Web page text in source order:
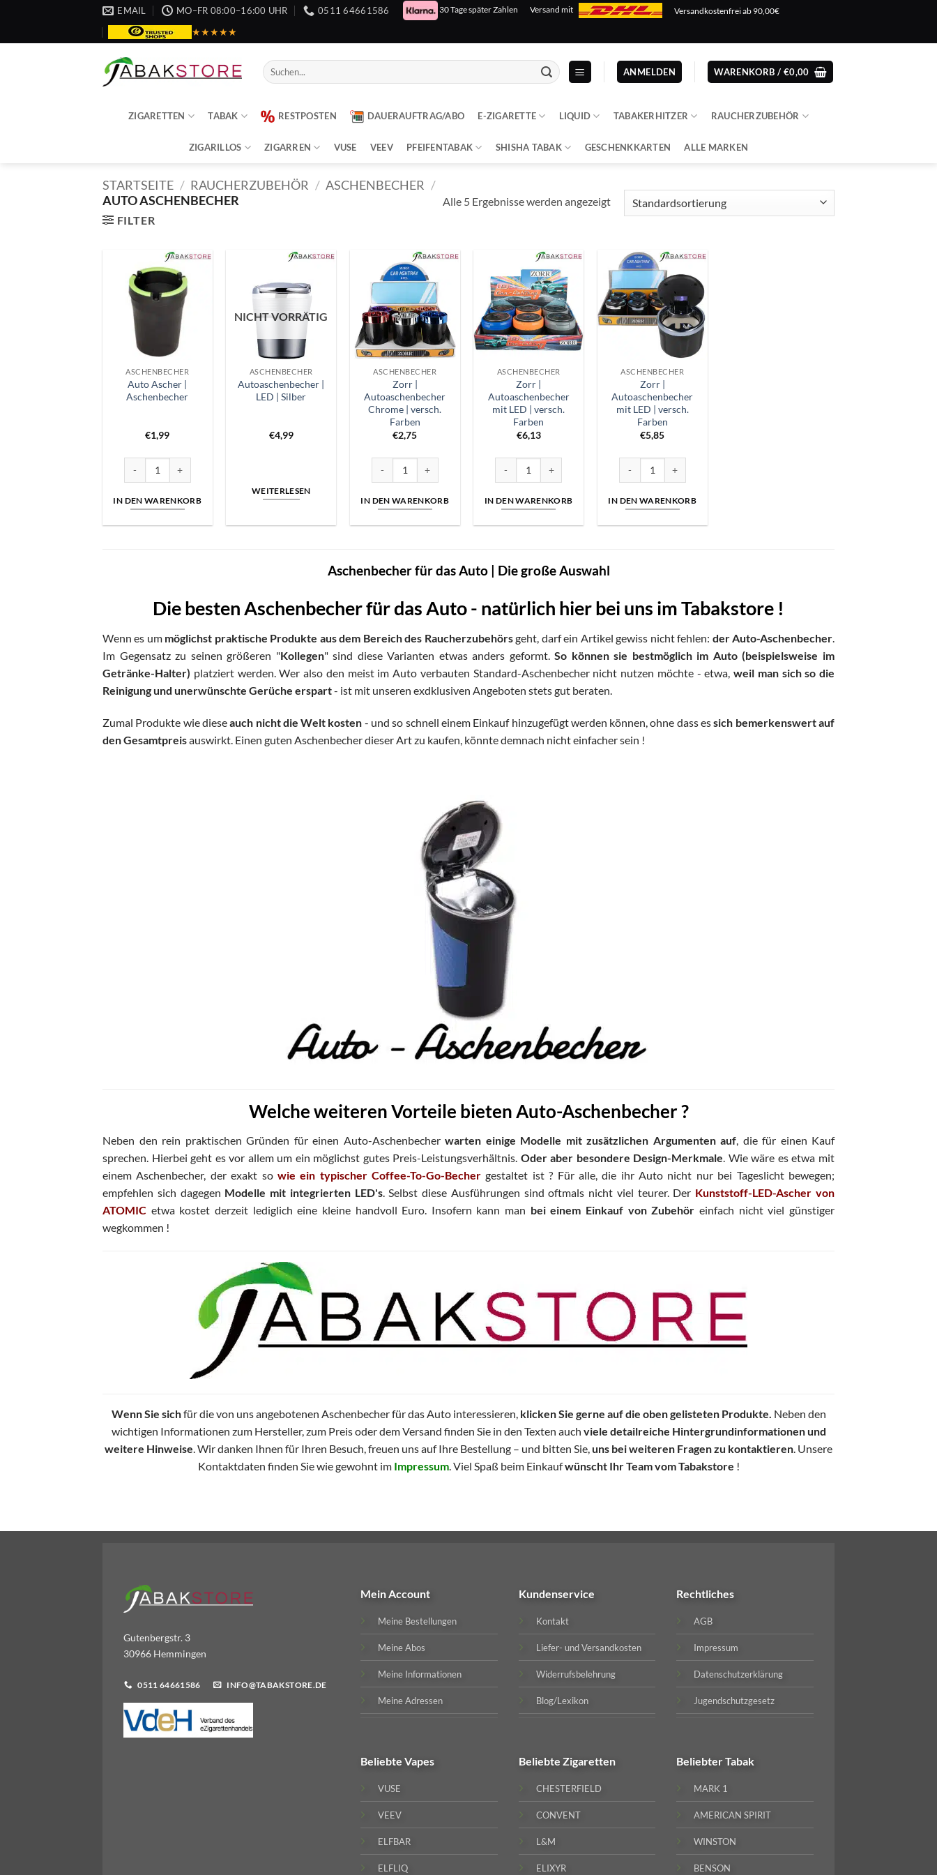
springen
EMAIL MO–FR 08:00–16:00 UHR 0511 64661586 30 Tage später Zahlen Versand mit Versandkostenfrei ab 90,00€
★★★★★
Suche
nach:
ANMELDEN WARENKORB / €0,00
ZIGARETTEN TABAK RESTPOSTEN DAUERAUFTRAG/ABO E-ZIGARETTE LIQUID TABAKERHITZER RAUCHERZUBEHÖR
ZIGARILLOS ZIGARREN VUSE VEEV PFEIFENTABAK SHISHA TABAK GESCHENKKARTEN ALLE MARKEN
STARTSEITE / RAUCHERZUBEHÖR / ASCHENBECHER /
AUTO ASCHENBECHER
FILTER
Alle 5 Ergebnisse werden angezeigt
ASCHENBECHER
Auto Ascher |
Aschenbecher
€1,99
IN DEN WARENKORB
NICHT VORRÄTIG
ASCHENBECHER
Autoaschenbecher |
LED | Silber
€4,99
WEITERLESEN
ASCHENBECHER
Zorr |
Autoaschenbecher
Chrome | versch.
Farben
€2,75
IN DEN WARENKORB
ASCHENBECHER
Zorr |
Autoaschenbecher
mit LED | versch.
Farben
€6,13
IN DEN WARENKORB
ASCHENBECHER
Zorr |
Autoaschenbecher
mit LED | versch.
Farben
€5,85
IN DEN WARENKORB
Aschenbecher für das Auto | Die große Auswahl
Die besten Aschenbecher für das Auto - natürlich hier bei uns im Tabakstore !
Wenn es um möglichst praktische Produkte aus dem Bereich des Raucherzubehörsgeht, darf ein Artikel gewiss nicht fehlen: der Auto-Aschenbecher.
Im Gegensatz zu seinen größeren "Kollegen" sind diese Varianten etwas anders geformt.So können sie bestmöglich im Auto (beispielsweise im
Getränke-Halter) platziert werden. Wer also den meist im Auto verbauten Standard-Aschenbecher nicht nutzen möchte - etwa, weil man sich so die
Reinigung und unerwünschte Gerüche erspart- ist mit unseren exdklusiven Angeboten stets gut beraten.
Zumal Produkte wie dieseauch nicht die Welt kosten - und so schnell einem Einkauf hinzugefügt werden können, ohne dass essich bemerkenswert auf
den Gesamtpreisauswirkt. Einen guten Aschenbecher dieser Art zu kaufen, könnte demnach nicht einfacher sein !
Welche weiteren Vorteile bieten Auto-Aschenbecher ?
Neben den rein praktischen Gründen für einen Auto-Aschenbecher warten einige Modelle mit zusätzlichen Argumenten auf, die für einen Kauf
sprechen. Hierbei geht es vor allem um ein möglichst gutes Preis-Leistungsverhältnis. Oder aber besondere Design-Merkmale. Wie wäre es etwa mit
einem Aschenbecher, der exakt so wie ein typischer Coffee-To-Go-Becher gestaltet ist ? Für alle, die ihr Auto nicht nur bei Tageslicht bewegen;
empfehlen sich dagegen Modelle mit integrierten LED's. Selbst diese Ausführungen sind oftmals nicht viel teurer. Der Kunststoff-LED-Ascher von
ATOMIC etwa kostet derzeit lediglich eine kleine handvoll Euro. Insofern kann man bei einem Einkauf von Zubehör einfach nicht viel günstiger
wegkommen !
Wenn Sie sichfür die von uns angebotenen Aschenbecher für das Auto interessieren, klicken Sie gerne auf die oben gelisteten Produkte. Neben den
wichtigen Informationen zum Hersteller, zum Preis oder dem Versand finden Sie in den Texten auch viele detailreiche Hintergrundinformationen und
weitere Hinweise. Wir danken Ihnen für Ihren Besuch, freuen uns auf Ihre Bestellung – und bitten Sie,uns bei weiteren Fragen zu kontaktieren. Unsere
Kontaktdaten finden Sie wie gewohnt im Impressum. Viel Spaß beim Einkaufwünscht Ihr Team vom Tabakstore !
Gutenbergstr. 3
30966 Hemmingen
0511 64661586 INFO@TABAKSTORE.DE
Mein Account
Meine Bestellungen
Meine Abos
Meine Informationen
Meine Adressen
Kundenservice
Kontakt
Liefer- und Versandkosten
Widerrufsbelehrung
Blog/Lexikon
Rechtliches
AGB
Impressum
Datenschutzerklärung
Jugendschutzgesetz
BeliebteVapes
VUSE
VEEV
ELFBAR
ELFLIQ
Beliebte Zigaretten
CHESTERFIELD
CONVENT
L&M
ELIXYR
BeliebterTabak
MARK 1
AMERICAN SPIRIT
WINSTON
BENSON